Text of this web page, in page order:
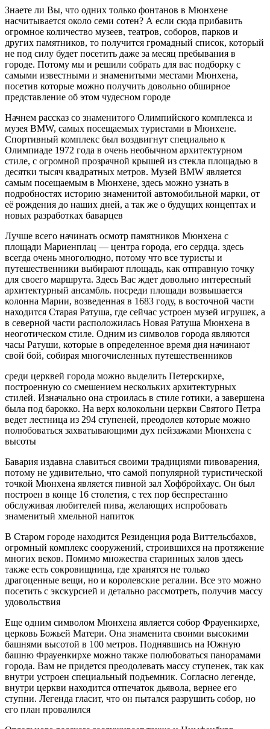
Знаете ли Вы, что одних только фонтанов в Мюнхене
насчитывается около семи сотен? А если сюда прибавить
огромное количество музеев, театров, соборов, парков и
других памятников, то получится громадный список, который
не под силу будет посетить даже за месяц пребывания в
городе. Потому мы и решили собрать для вас подборку с
самыми известными и знаменитыми местами Мюнхена,
посетив которые можно получить довольно обширное
представление об этом чудесном городе
Начнем рассказ со знаменитого Олимпийского комплекса и
музея BMW, самых посещаемых туристами в Мюнхене.
Спортивный комплекс был воздвигнут специально к
Олимпиаде 1972 года в очень необычном архитектурном
стиле, с огромной прозрачной крышей из стекла площадью в
десятки тысяч квадратных метров. Музей BMW является
самым посещаемым в Мюнхене, здесь можно узнать в
подробностях историю знаменитой автомобильной марки, от
её рождения до наших дней, а так же о будущих концептах и
новых разработках баварцев
Лучше всего начинать осмотр памятников Мюнхена с
площади Мариенплац — центра города, его сердца. здесь
всегда очень многолюдно, потому что все туристы и
путешественники выбирают площадь, как отправную точку
для своего маршрута. Здесь Вас ждет довольно интересный
архитектурный ансамбль. посреди площади возвышается
колонна Марии, возведенная в 1683 году, в восточной части
находится Старая Ратуша, где сейчас устроен музей игрушек, а
в северной части расположилась Новая Ратуша Мюнхена в
неоготическом стиле. Одним из символов города являются
часы Ратуши, которые в определенное время дня начинают
свой бой, собирая многочисленных путешественников
среди церквей города можно выделить Петерскирхе,
построенную со смешением нескольких архитектурных
стилей. Изначально она строилась в стиле готики, а завершена
была под барокко. На верх колокольни церкви Святого Петра
ведет лестница из 294 ступеней, преодолев которые можно
полюбоваться захватывающими дух пейзажами Мюнхена с
высоты
Бавария издавна славиться своими традициями пивоварения,
потому не удивительно, что самой популярной туристической
точкой Мюнхена является пивной зал Хофбройхаус. Он был
построен в конце 16 столетия, с тех пор беспрестанно
обслуживая любителей пива, желающих испробовать
знаменитый хмельной напиток
В Старом городе находится Резиденция рода Виттельсбахов,
огромный комплекс сооружений, строившихся на протяжение
многих веков. Помимо множества старинных залов здесь
также есть сокровищница, где хранятся не только
драгоценные вещи, но и королевские регалии. Все это можно
посетить с экскурсией и детально рассмотреть, получив массу
удовольствия
Еще одним символом Мюнхена является собор Фрауенкирхе,
церковь Божьей Матери. Она знаменита своими высокими
башнями высотой в 100 метров. Поднявшись на Южную
башню Фрауенкирхе можно также полюбоваться панорамами
города. Вам не придется преодолевать массу ступенек, так как
внутри устроен специальный подъемник. Согласно легенде,
внутри церкви находится отпечаток дьявола, вернее его
ступни. Легенда гласит, что он пытался разрушить собор, но
его план провалился